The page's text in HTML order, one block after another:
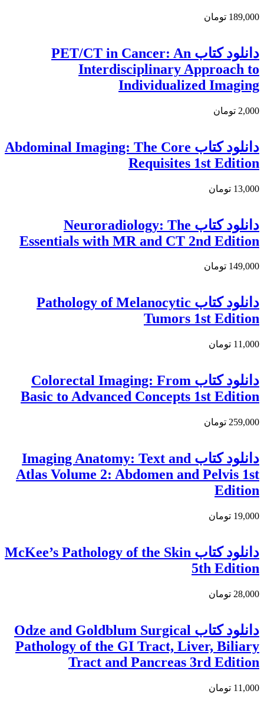
189,000 تومان
دانلود کتاب PET/CT in Cancer: An
Interdisciplinary Approach to
Individualized Imaging
2,000 تومان
دانلود کتاب Abdominal Imaging: The Core
Requisites 1st Edition
13,000 تومان
دانلود کتاب Neuroradiology: The
Essentials with MR and CT 2nd Edition
149,000 تومان
دانلود كتاب Pathology of Melanocytic
Tumors 1st Edition
11,000 تومان
دانلود کتاب Colorectal Imaging: From
Basic to Advanced Concepts 1st Edition
259,000 تومان
دانلود كتاب Imaging Anatomy: Text and
Atlas Volume 2: Abdomen and Pelvis 1st
Edition
19,000 تومان
دانلود کتاب McKee’s Pathology of the Skin
5th Edition
28,000 تومان
دانلود کتاب Odze and Goldblum Surgical
Pathology of the GI Tract, Liver, Biliary
Tract and Pancreas 3rd Edition
11,000 تومان